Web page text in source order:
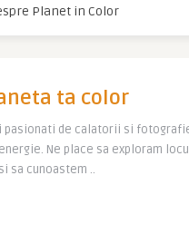
Planet in Color
ta color
pasionati de calatorii si
Ne place sa exploram
sa cunoastem ..